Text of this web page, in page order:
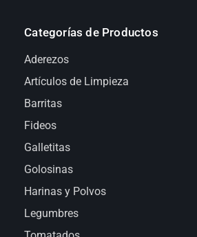
Categorías de Productos
Aderezos
Artículos de Limpieza
Barritas
Fideos
Galletitas
Golosinas
Harinas y Polvos
Legumbres